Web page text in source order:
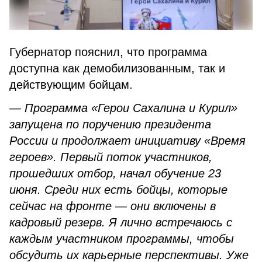
Губернатор пояснил, что программа
доступна как демобилизованным, так и
действующим бойцам.
— Программа «Герои Сахалина и Курил»
запущена по поручению президента
России и продолжает инициативу «Время
героев». Первый поток участников,
прошедших отбор, начал обучение 23
июня. Среди них есть бойцы, которые
сейчас на фронте — они включены в
кадровый резерв. Я лично встречаюсь с
каждым участником программы, чтобы
обсудить их карьерные перспективы. Уже